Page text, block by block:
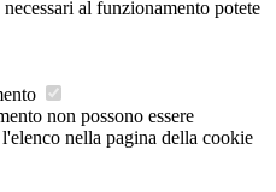
al funzionamento potete
non possono essere
nella pagina della cookie